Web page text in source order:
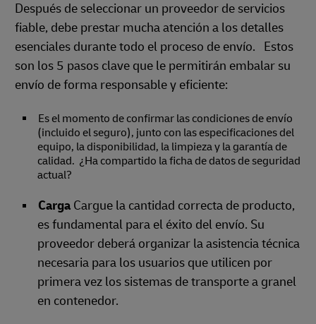
Después de seleccionar un proveedor de servicios
fiable, debe prestar mucha atención a los detalles
esenciales durante todo el proceso de envío. Estos
son los 5 pasos clave que le permitirán embalar su
envío de forma responsable y eficiente:
Es el momento de confirmar las condiciones de envío
(incluido el seguro), junto con las especificaciones del
equipo, la disponibilidad, la limpieza y la garantía de
calidad. ¿Ha compartido la ficha de datos de seguridad
actual?
Carga Cargue la cantidad correcta de producto,
es fundamental para el éxito del envío. Su
proveedor deberá organizar la asistencia técnica
necesaria para los usuarios que utilicen por
primera vez los sistemas de transporte a granel
en contenedor.